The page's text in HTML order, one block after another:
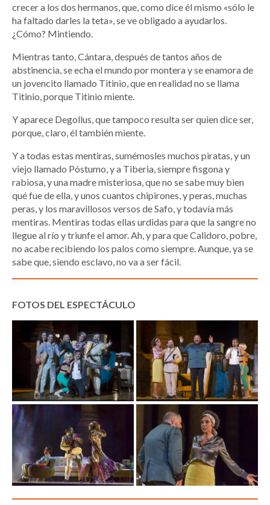
crecer a los dos hermanos, que, como dice él mismo «sólo le
ha faltado darles la teta», se ve obligado a ayudarlos.
¿Cómo? Mintiendo.
Mientras tanto, Cántara, después de tantos años de
abstinencia, se echa el mundo por montera y se enamora de
un jovencito llamado Titinio, que en realidad no se llama
Titinio, porque Titinio miente.
Y aparece Degollus, que tampoco resulta ser quien dice ser,
porque, claro, él también miente.
Y a todas estas mentiras, sumémosles muchos piratas, y un
viejo llamado Póstumo, y a Tiberia, siempre fisgona y
rabiosa, y una madre misteriosa, que no se sabe muy bien
qué fue de ella, y unos cuantos chipirones, y peras, muchas
peras, y los maravillosos versos de Safo, y todavía más
mentiras. Mentiras todas ellas urdidas para que la sangre no
llegue al río y triunfe el amor. Ah, y para que Calidoro, pobre,
no acabe recibiendo los palos como siempre. Aunque, ya se
sabe que, siendo esclavo, no va a ser fácil.
FOTOS DEL ESPECTÁCULO